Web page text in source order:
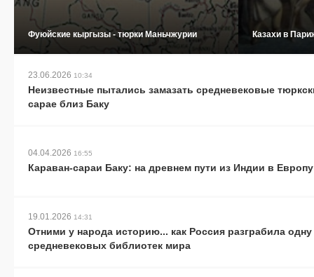
Фуюйские кыргызы - тюрки Маньчжурии Казахи в
23.06.2026 10:34
Неизвестные пытались замазать средневековые
сарае близ Баку
04.04.2026 16:55
Караван-сараи Баку: на древнем пути из Индии в Европу
19.01.2026 14:31
Отними у народа историю... как Россия разграбила
средневековых библиотек мира